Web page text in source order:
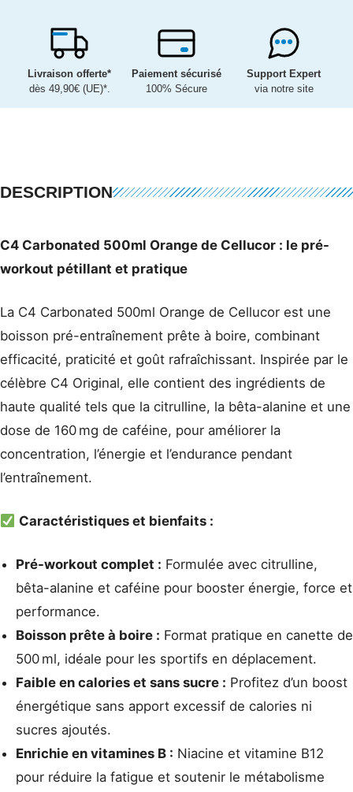
Livraison offerte*
dès 49,90€ (UE)*.
Paiement sécurisé
100% Sécure
Support Expert
via notre site
DESCRIPTION
C4 Carbonated 500ml Orange de Cellucor : le pré-
workout pétillant et pratique
La C4 Carbonated 500ml Orange de Cellucor est une
boisson pré-entraînement prête à boire, combinant
efficacité, praticité et goût rafraîchissant. Inspirée par le
célèbre C4 Original, elle contient des ingrédients de
haute qualité tels que la citrulline, la bêta-alanine et une
dose de 160 mg de caféine, pour améliorer la
concentration, l’énergie et l’endurance pendant
l’entraînement.
Caractéristiques et bienfaits :
Pré-workout complet : Formulée avec citrulline,
bêta-alanine et caféine pour booster énergie, force et
performance.
Boisson prête à boire : Format pratique en canette de
500 ml, idéale pour les sportifs en déplacement.
Faible en calories et sans sucre : Profitez d’un boost
énergétique sans apport excessif de calories ni
sucres ajoutés.
Enrichie en vitamines B : Niacine et vitamine B12
pour réduire la fatigue et soutenir le métabolisme